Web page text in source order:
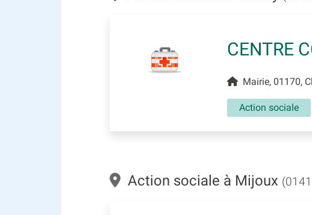
CENTRE
Mairie, 01170,
Action sociale
Action sociale à Mijoux